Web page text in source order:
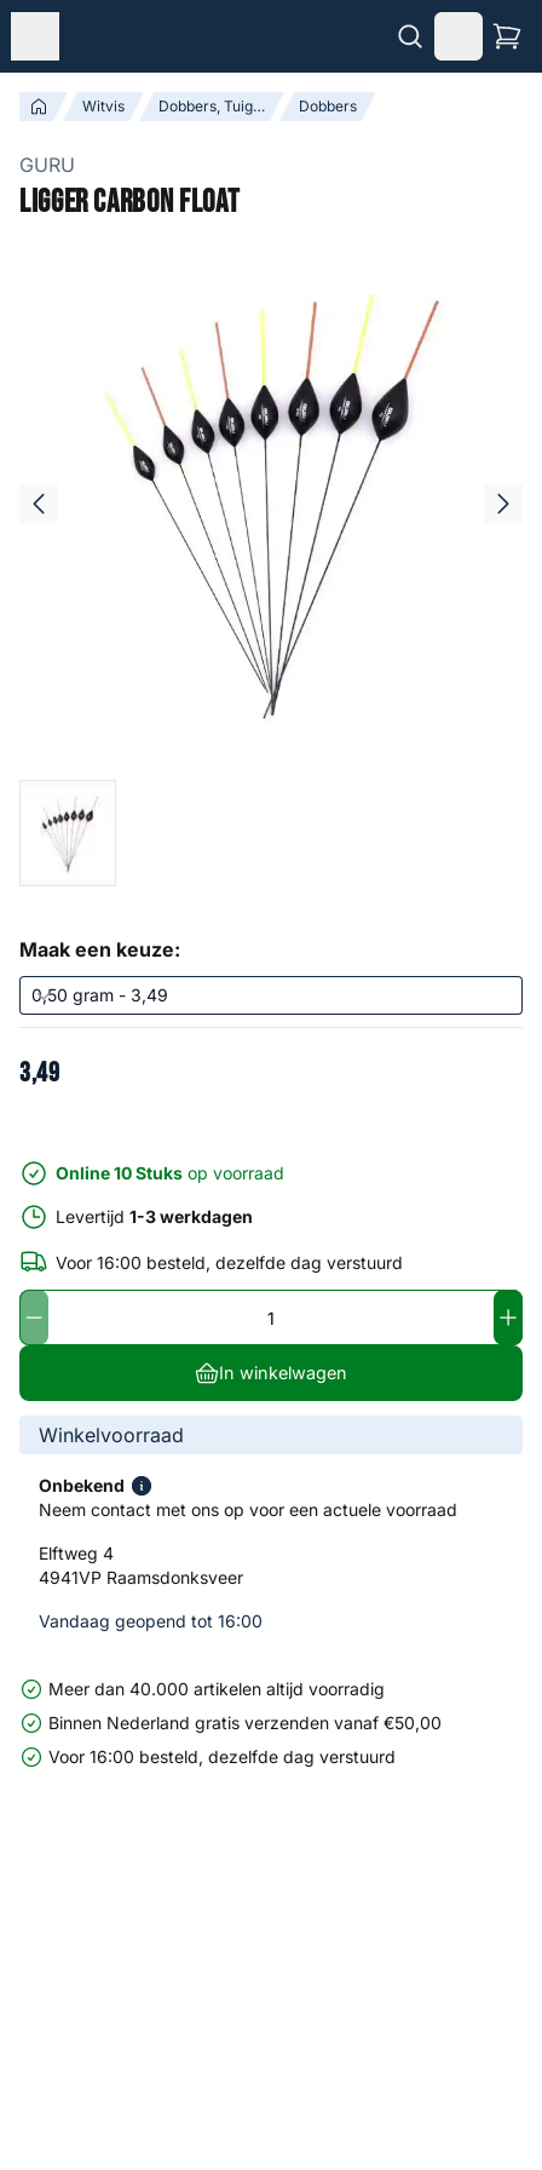
Witvis Dobbers, Tuigen & Accessoires Dobbers
GURU
Ligger Carbon Float
Maak een keuze:
3,49
Online 10 Stuks op voorraad
Levertijd 1-3 werkdagen
Voor 16:00 besteld, dezelfde dag verstuurd
In winkelwagen
Winkelvoorraad
Onbekend
Neem contact met ons op voor een actuele voorraad
Elftweg 4
4941VP Raamsdonksveer
Vandaag geopend tot 16:00
Meer dan 40.000 artikelen altijd voorradig
Binnen Nederland gratis verzenden vanaf €50,00
Voor 16:00 besteld, dezelfde dag verstuurd